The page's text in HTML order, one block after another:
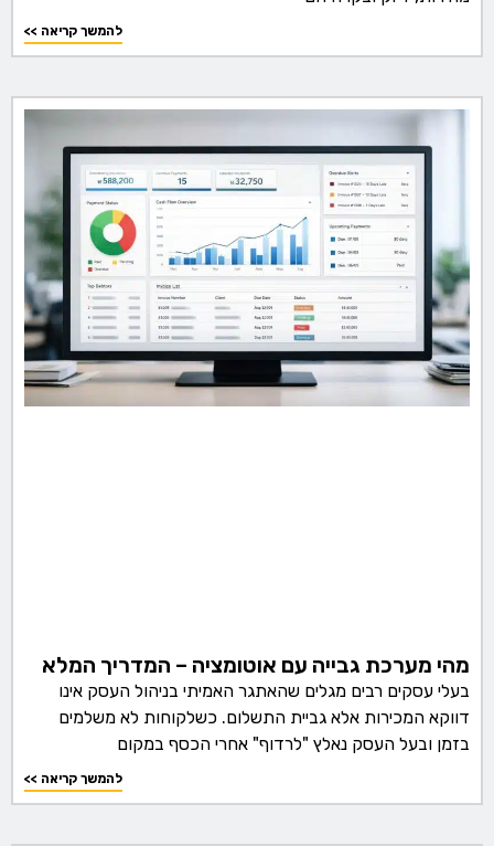
<< להמשך קריאה
מהי מערכת גבייה עם אוטומציה – המדריך המלא
בעלי עסקים רבים מגלים שהאתגר האמיתי בניהול העסק אינו
דווקא המכירות אלא גביית התשלום. כשלקוחות לא משלמים
בזמן ובעל העסק נאלץ "לרדוף" אחרי הכסף במקום
<< להמשך קריאה